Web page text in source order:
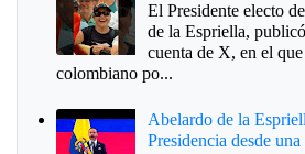
El Presidente electo
de la Espriella,
cuenta de X, en el
colombiano po...
Abelardo de la
Presidencia desde